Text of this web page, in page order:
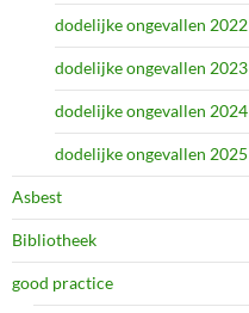
dodelijke ongevallen 2022
dodelijke ongevallen 2023
dodelijke ongevallen 2024
dodelijke ongevallen 2025
Asbest
Bibliotheek
good practice